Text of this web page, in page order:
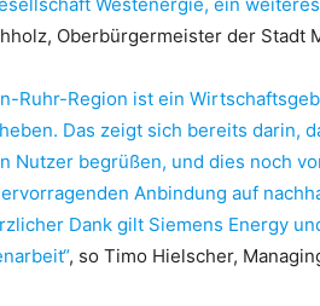
Oberbürgermeister der Stadt
Ruhr-Region ist ein
Das zeigt sich bereits darin,
Nutzer begrüßen, und dies noch
Anbindung auf
Dank gilt Siemens Energy
, so Timo Hielscher,